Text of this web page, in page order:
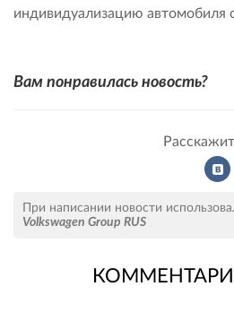
индивидуализацию автомобиля
Вам понравилась новость?
во
При написании новости
Volkswagen Group RUS